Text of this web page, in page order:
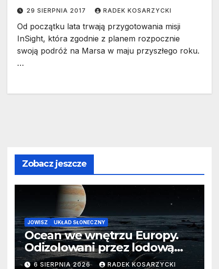
29 SIERPNIA 2017 RADEK KOSARZYCKI
Od początku lata trwają przygotowania misji
InSight, która zgodnie z planem rozpocznie
swoją podróż na Marsa w maju przyszłego roku.
…
Zobacz jeszcze
JOWISZ UKŁAD SŁONECZNY
Ocean we wnętrzu Europy.
Odizolowani przez lodową
barierę
6 SIERPNIA 2026 RADEK KOSARZYCKI